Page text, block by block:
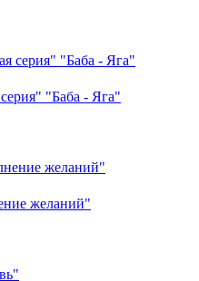
"Баба - Яга"
желаний"